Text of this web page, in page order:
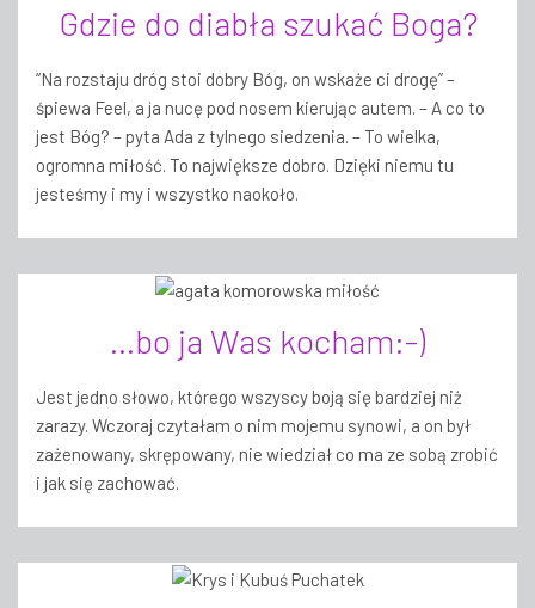
Gdzie do diabła szukać Boga?
“Na rozstaju dróg stoi dobry Bóg, on wskaże ci drogę” –
śpiewa Feel, a ja nucę pod nosem kierując autem. – A co to
jest Bóg? – pyta Ada z tylnego siedzenia. – To wielka,
ogromna miłość. To największe dobro. Dzięki niemu tu
jesteśmy i my i wszystko naokoło.
…bo ja Was kocham:-)
Jest jedno słowo, którego wszyscy boją się bardziej niż
zarazy. Wczoraj czytałam o nim mojemu synowi, a on był
zażenowany, skrępowany, nie wiedział co ma ze sobą zrobić
i jak się zachować.